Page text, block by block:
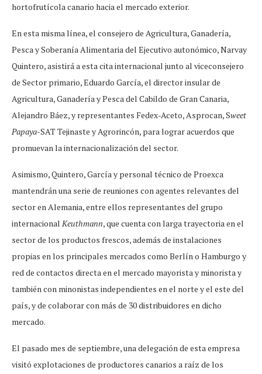
hortofrutícola canario hacia el mercado exterior.
En esta misma línea, el consejero de Agricultura, Ganadería,
Pesca y Soberanía Alimentaria del Ejecutivo autonómico, Narvay
Quintero, asistirá a esta cita internacional junto al viceconsejero
de Sector primario, Eduardo García, el director insular de
Agricultura, Ganadería y Pesca del Cabildo de Gran Canaria,
Alejandro Báez, y representantes Fedex-Aceto, Asprocan, Sweet
Papaya-SAT Tejinaste y Agrorincón, para lograr acuerdos que
promuevan la internacionalización del sector.
Asimismo, Quintero, García y personal técnico de Proexca
mantendrán una serie de reuniones con agentes relevantes del
sector en Alemania, entre ellos representantes del grupo
internacional Keuthmann, que cuenta con larga trayectoria en el
sector de los productos frescos, además de instalaciones
propias en los principales mercados como Berlín o Hamburgo y
red de contactos directa en el mercado mayorista y minorista y
también con minonistas independientes en el norte y el este del
país, y de colaborar con más de 30 distribuidores en dicho
mercado.
El pasado mes de septiembre, una delegación de esta empresa
visitó explotaciones de productores canarios a raíz de los